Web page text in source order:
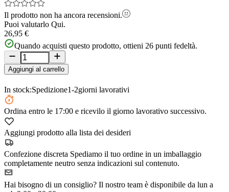
Il prodotto non ha ancora recensioni.
Puoi valutarlo Qui.
26,95 €
Quando acquisti questo prodotto, ottieni 26 punti fedeltà.
Aggiungi al carrello
In stock:Spedizione1-2giorni lavorativi
Ordina entro le 17:00 e ricevilo il giorno lavorativo successivo.
Aggiungi prodotto alla lista dei desideri
Confezione discreta Spediamo il tuo ordine in un imballaggio
completamente neutro senza indicazioni sul contenuto.
Hai bisogno di un consiglio? Il nostro team è disponibile da lun a